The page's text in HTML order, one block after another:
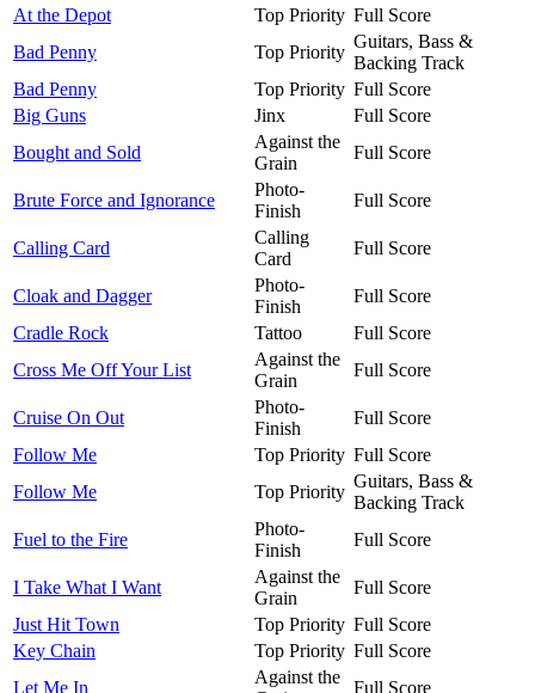
At the Depot
Top Priority Full Score
Bad Penny
Top Priority
Guitars, Bass &
Backing Track
Bad Penny
Top Priority Full Score
Big Guns
Jinx
Full Score
Bought and Sold
Against the
Grain
Full Score
Brute Force and Ignorance
Photo-
Finish
Full Score
Calling Card
Calling
Card
Full Score
Cloak and Dagger
Photo-
Finish
Full Score
Cradle Rock
Tattoo
Full Score
Cross Me Off Your List
Against the
Grain
Full Score
Cruise On Out
Photo-
Finish
Full Score
Follow Me
Top Priority Full Score
Follow Me
Top Priority
Guitars, Bass &
Backing Track
Fuel to the Fire
Photo-
Finish
Full Score
I Take What I Want
Against the
Grain
Full Score
Just Hit Town
Top Priority Full Score
Key Chain
Top Priority Full Score
Let Me In
Against the
Full Score